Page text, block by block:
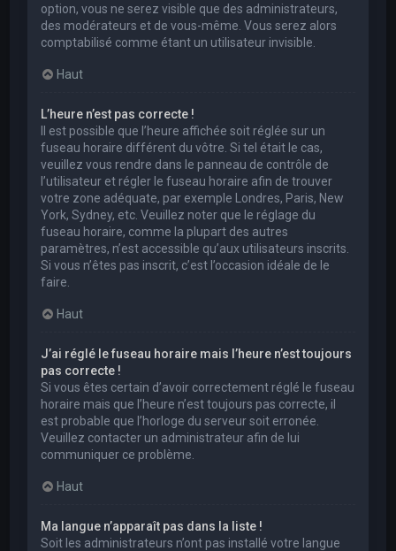
option, vous ne serez visible que des administrateurs,
des modérateurs et de vous-même. Vous serez alors
comptabilisé comme étant un utilisateur invisible.
Haut
L’heure n’est pas correcte !
Il est possible que l’heure affichée soit réglée sur un
fuseau horaire différent du vôtre. Si tel était le cas,
veuillez vous rendre dans le panneau de contrôle de
l’utilisateur et régler le fuseau horaire afin de trouver
votre zone adéquate, par exemple Londres, Paris, New
York, Sydney, etc. Veuillez noter que le réglage du
fuseau horaire, comme la plupart des autres
paramètres, n’est accessible qu’aux utilisateurs inscrits.
Si vous n’êtes pas inscrit, c’est l’occasion idéale de le
faire.
Haut
J’ai réglé le fuseau horaire mais l’heure n’est toujours
pas correcte !
Si vous êtes certain d’avoir correctement réglé le fuseau
horaire mais que l’heure n’est toujours pas correcte, il
est probable que l’horloge du serveur soit erronée.
Veuillez contacter un administrateur afin de lui
communiquer ce problème.
Haut
Ma langue n’apparaît pas dans la liste !
Soit les administrateurs n’ont pas installé votre langue